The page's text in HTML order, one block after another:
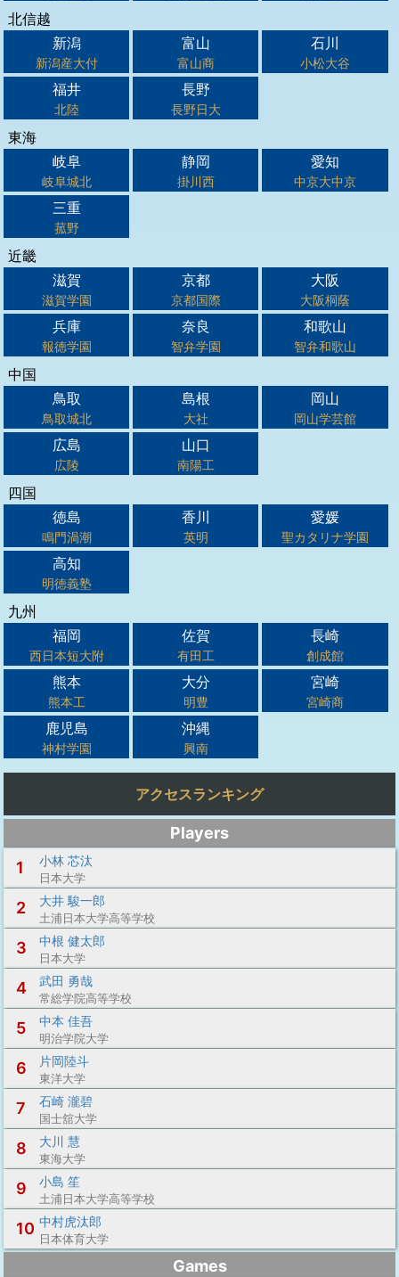
北信越
新潟
新潟産大付
富山
富山商
石川
小松大谷
福井
北陸
長野
長野日大
東海
岐阜
岐阜城北
静岡
掛川西
愛知
中京大中京
三重
菰野
近畿
滋賀
滋賀学園
京都
京都国際
大阪
大阪桐蔭
兵庫
報徳学園
奈良
智弁学園
和歌山
智弁和歌山
中国
鳥取
鳥取城北
島根
大社
岡山
岡山学芸館
広島
広陵
山口
南陽工
四国
徳島
鳴門渦潮
香川
英明
愛媛
聖カタリナ学園
高知
明徳義塾
九州
福岡
西日本短大附
佐賀
有田工
長崎
創成館
熊本
熊本工
大分
明豊
宮崎
宮崎商
鹿児島
神村学園
沖縄
興南
アクセスランキング
Players
1
小林 芯汰
日本大学
2 大井 駿一郎
土浦日本大学高等学校
3 中根 健太郎
日本大学
4 武田 勇哉
常総学院高等学校
5 中本 佳吾
明治学院大学
6 片岡陸斗
東洋大学
7 石崎 瀧碧
国士舘大学
8 大川 慧
東海大学
9 小島 笙
土浦日本大学高等学校
10 中村虎汰郎
日本体育大学
Games